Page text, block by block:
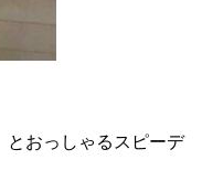
とおっしゃるスピーデ